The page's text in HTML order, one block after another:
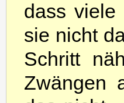
dass viele
sie nicht
Schritt
Zwängen